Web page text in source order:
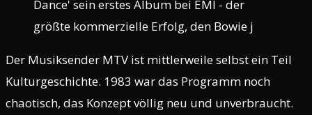
Der Musiksender MTV ist mittlerweile selbst ein Teil
Kulturgeschichte. 1983 war das Programm noch
chaotisch, das Konzept völlig neu und unverbraucht.